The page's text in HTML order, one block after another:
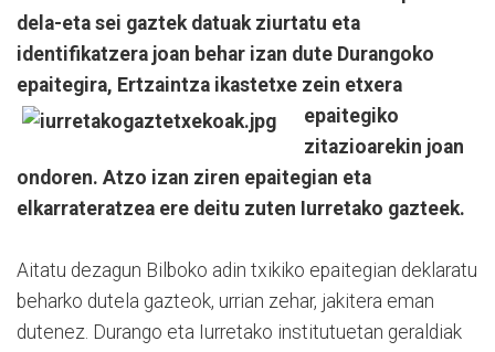
dela-eta sei gaztek datuak ziurtatu eta
identifikatzera joan behar izan dute Durangoko
epaitegira, Ertzaintza ikastetxe zein etxera
epaitegiko
zitazioarekin joan
ondoren. Atzo izan ziren epaitegian eta
elkarrateratzea ere deitu zuten Iurretako gazteek.
Aitatu dezagun Bilboko adin txikiko epaitegian deklaratu
beharko dutela gazteok, urrian zehar, jakitera eman
dutenez. Durango eta Iurretako institutuetan geraldiak